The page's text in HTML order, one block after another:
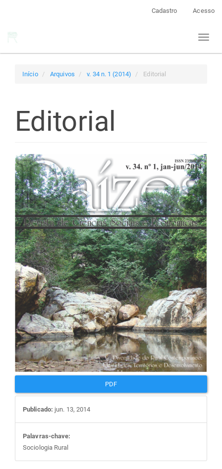
Cadastro Acesso
Toggle
Início Arquivos v. 34 n. 1 (2014) Editorial
Editorial
Barra
lateral
de
artigos
PDF
Publicado: jun. 13, 2014
Palavras-chave:
Sociologia Rural